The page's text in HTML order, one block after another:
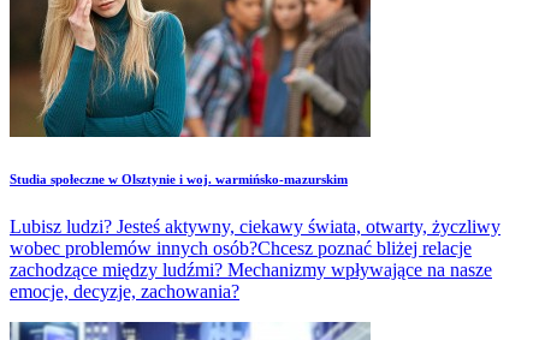
Studia społeczne w Olsztynie i woj. warmińsko-mazurskim
Lubisz ludzi? Jesteś aktywny, ciekawy świata, otwarty, życzliwy
wobec problemów innych osób?Chcesz poznać bliżej relacje
zachodzące między ludźmi? Mechanizmy wpływające na nasze
emocje, decyzje, zachowania?